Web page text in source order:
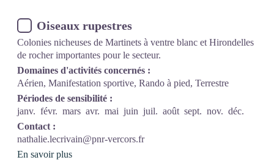
Oiseaux rupestres
Colonies nicheuses de Martinets à ventre blanc et Hirondelles
de rocher importantes pour le secteur.
Domaines d'activités concernés :
Aérien, Manifestation sportive, Rando à pied, Terrestre
Périodes de sensibilité :
janv. févr. mars avr. mai juin juil. août sept. nov. déc.
Contact :
nathalie.lecrivain@pnr-vercors.fr
En savoir plus